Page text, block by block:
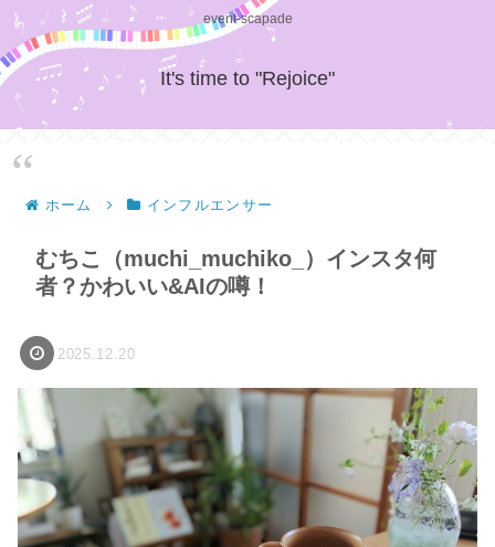
event-scapade
It's time to "Rejoice"
ホーム インフルエンサー
むちこ（muchi_muchiko_）インスタ何
者？かわいい&AIの噂！
2025.12.20